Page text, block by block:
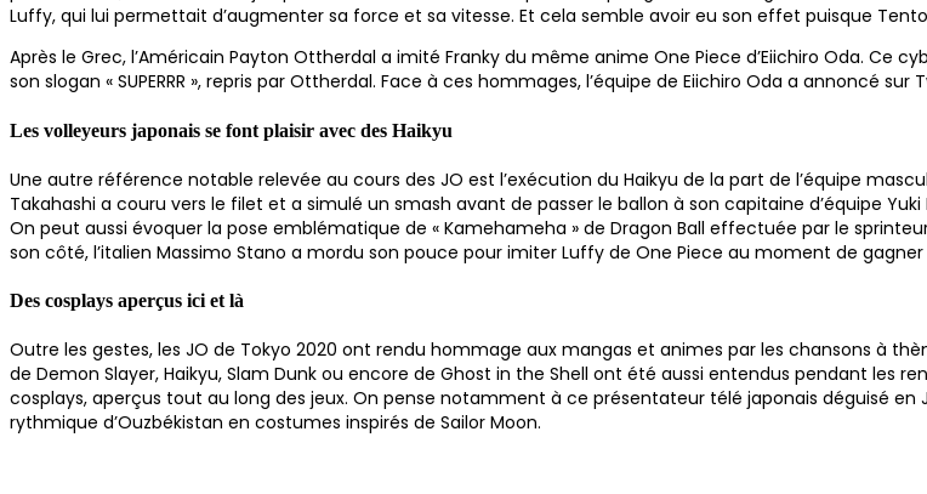
Luffy, qui lui permettait d’augmenter sa force et sa vitesse. Et cela semble avoir eu son effet puisque
Après le Grec, l’Américain Payton Ottherdal a imité Franky du même anime One Piece d’Eiichiro Oda. Ce
son slogan « SUPERRR », repris par Ottherdal. Face à ces hommages, l’équipe de Eiichiro Oda a annoncé
Les volleyeurs japonais se font plaisir avec des Haikyu
Une autre référence notable relevée au cours des JO est l’exécution du Haikyu de la part de l’équipe
Takahashi a couru vers le filet et a simulé un smash avant de passer le ballon à son capitaine d’équipe
On peut aussi évoquer la pose emblématique de « Kamehameha » de Dragon Ball effectuée par le
son côté, l’italien Massimo Stano a mordu son pouce pour imiter Luffy de One Piece au moment de
Des cosplays aperçus ici et là
Outre les gestes, les JO de Tokyo 2020 ont rendu hommage aux mangas et animes par les chansons à
de Demon Slayer, Haikyu, Slam Dunk ou encore de Ghost in the Shell ont été aussi entendus pendant les
cosplays, aperçus tout au long des jeux. On pense notamment à ce présentateur télé japonais déguisé en
rythmique d’Ouzbékistan en costumes inspirés de Sailor Moon.